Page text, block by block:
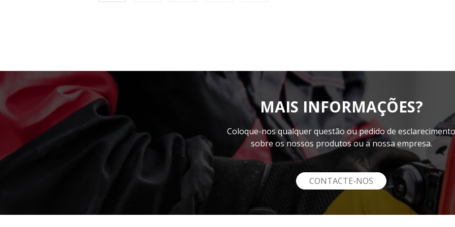
MAIS INFORMAÇÕES?
Coloque-nos qualquer questão ou pedido de esclarecimento
sobre os nossos produtos ou a nossa empresa.
CONTACTE-NOS